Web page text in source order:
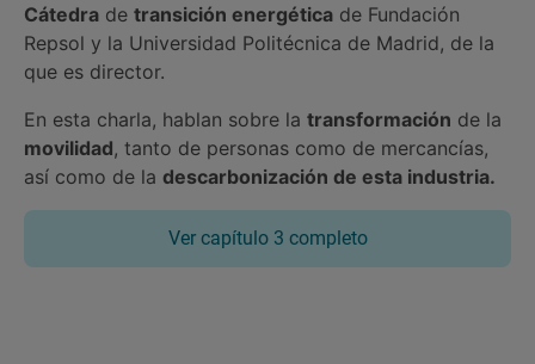
Cátedra de transición energética de Fundación
Repsol y la Universidad Politécnica de Madrid, de la
que es director.
En esta charla, hablan sobre la transformación de la
movilidad, tanto de personas como de mercancías,
así como de la descarbonización de esta industria.
Ver capítulo 3 completo